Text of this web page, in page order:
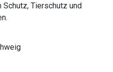
Tierschutz und